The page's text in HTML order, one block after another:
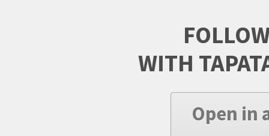
WITH
Open in